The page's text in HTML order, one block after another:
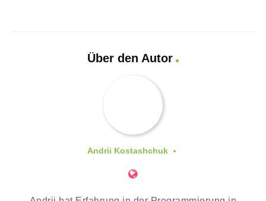
Über den Autor
Andrii Kostashchuk